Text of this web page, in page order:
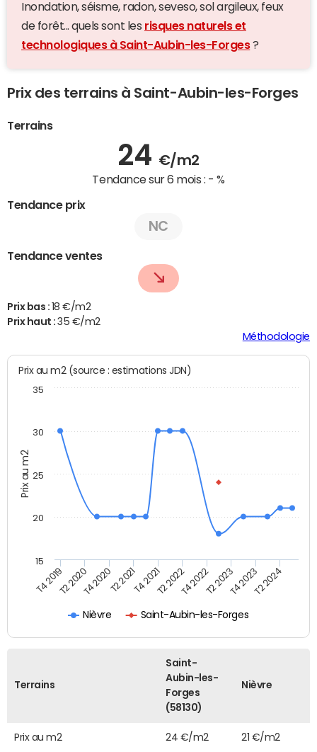
Inondation, séisme, radon, seveso, sol argileux, feux
de forêt... quels sont les risques naturels et
technologiques à Saint-Aubin-les-Forges?
Prix des terrains à Saint-Aubin-les-Forges
Terrains
24 €/m2
Tendance sur 6 mois : - %
Tendance prix
NC
Tendance ventes
Prix bas : 18 €/m2
Prix haut :35 €/m2
Méthodologie
Prix au m2
Prix au m2 (source : estimations JDN)
Nièvre Saint-Aubin-les-Forges
T4 2019T2 2020T4 2020T2 2021T4 2021T2 2022T4 2022T2 2023T4 2023T2 2024
15
20
25
30
35
Terrains
Saint-
Aubin-les-
Forges
(58130)
Nièvre
Prix au m2 24 €/m2 21 €/m2